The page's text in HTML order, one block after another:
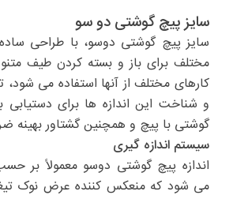
سایز پیچ گوشتی دو سو
سایز پیچ گوشتی دوسو، با طراحی
مختلف برای باز و بسته کردن طیف
کارهای مختلف از آنها استفاده می
و شناخت این اندازه ها برای دستیابی
گوشتی با پیچ و همچنین گشتاور بهینه
سیستم اندازه گیری
اندازه پیچ گوشتی دوسو معمولاً بر
می شود که منعکس کننده عرض نوک